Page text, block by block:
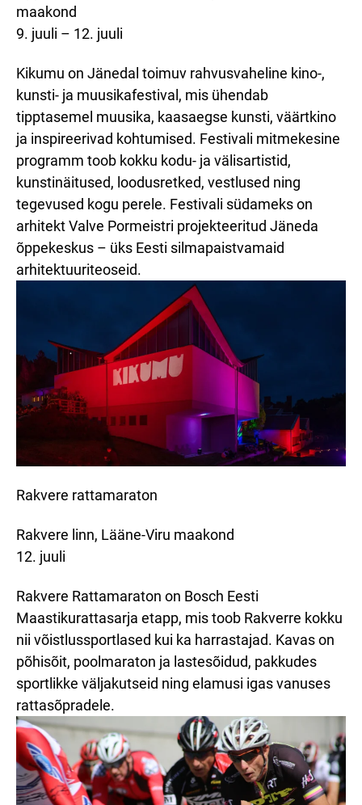
maakond
9. juuli – 12. juuli
Kikumu on Jänedal toimuv rahvusvaheline kino-,
kunsti- ja muusikafestival, mis ühendab
tipptasemel muusika, kaasaegse kunsti, väärtkino
ja inspireerivad kohtumised. Festivali mitmekesine
programm toob kokku kodu- ja välisartistid,
kunstinäitused, loodusretked, vestlused ning
tegevused kogu perele. Festivali südameks on
arhitekt Valve Pormeistri projekteeritud Jäneda
õppekeskus – üks Eesti silmapaistvamaid
arhitektuuriteoseid.
Rakvere rattamaraton
Rakvere linn, Lääne-Viru maakond
12. juuli
Rakvere Rattamaraton on Bosch Eesti
Maastikurattasarja etapp, mis toob Rakverre kokku
nii võistlussportlased kui ka harrastajad. Kavas on
põhisõit, poolmaraton ja lastesõidud, pakkudes
sportlikke väljakutseid ning elamusi igas vanuses
rattasõpradele.